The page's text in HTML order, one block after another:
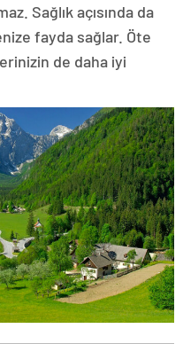
Sağlık açısında da
fayda sağlar. Öte
de daha iyi